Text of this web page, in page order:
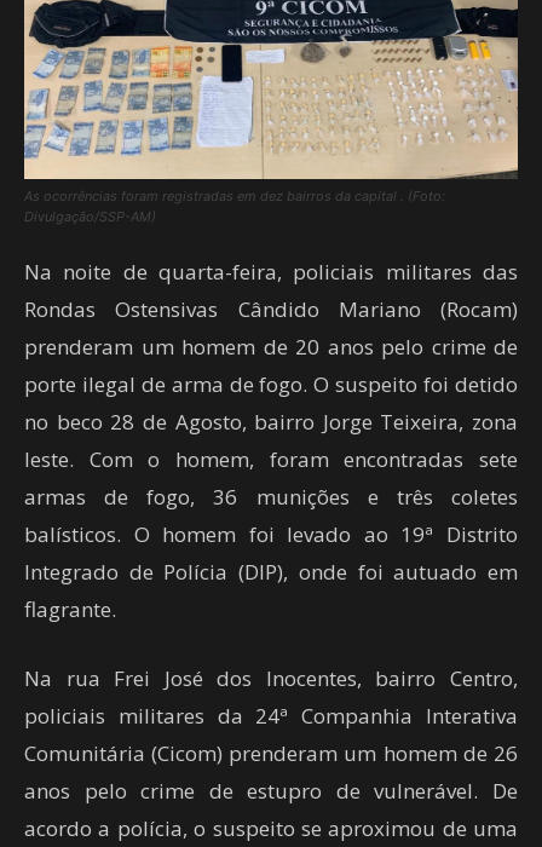
As ocorrências foram registradas em dez bairros da capital . (Foto:
Divulgação/SSP-AM)
Na noite de quarta-feira, policiais militares das
Rondas Ostensivas Cândido Mariano (Rocam)
prenderam um homem de 20 anos pelo crime de
porte ilegal de arma de fogo. O suspeito foi detido
no beco 28 de Agosto, bairro Jorge Teixeira, zona
leste. Com o homem, foram encontradas sete
armas de fogo, 36 munições e três coletes
balísticos. O homem foi levado ao 19ª Distrito
Integrado de Polícia (DIP), onde foi autuado em
flagrante.
Na rua Frei José dos Inocentes, bairro Centro,
policiais militares da 24ª Companhia Interativa
Comunitária (Cicom) prenderam um homem de 26
anos pelo crime de estupro de vulnerável. De
acordo a polícia, o suspeito se aproximou de uma